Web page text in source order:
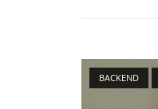
BACKEND
Open post